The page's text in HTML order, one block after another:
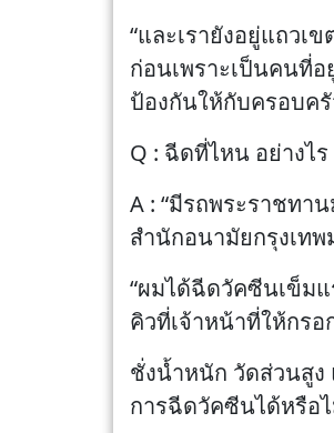
“และเรายังอยู่แถว
ก่อนเพราะเป็นคนที่อ
ป้องกันให้กับครอบค
Q : ฉีดที่ไหน อย่างไร
A : “มีรถพระราชทา
สำนักอนามัยกรุงเท
“ผมได้ฉีดวัคซีนเข็ม
คิวที่เจ้าหน้าที่ให้กร
ชั่งน้ำหนัก วัดส่วนสูง
การฉีดวัคซีนได้หรือ